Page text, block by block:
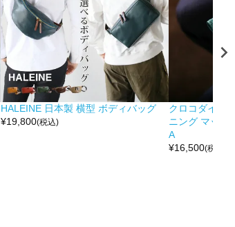
HALEINE 日本製 横型 ボディバッグ
¥19,800(税込)
クロコダイル
ニング マット
A
¥16,500(税込)